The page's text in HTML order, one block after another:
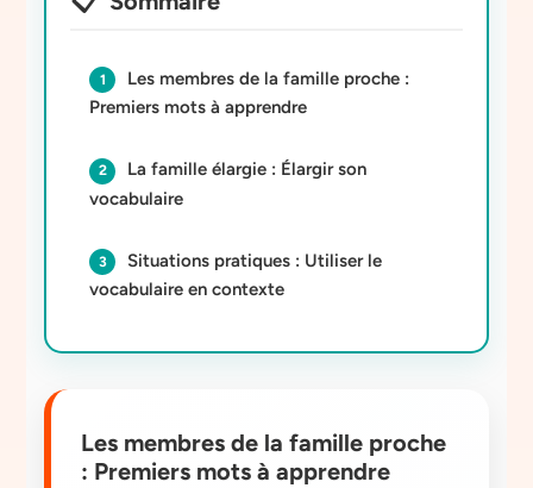
Les membres de la famille proche :
Premiers mots à apprendre
La famille élargie : Élargir son
vocabulaire
Situations pratiques : Utiliser le
vocabulaire en contexte
Les membres de la famille proche
: Premiers mots à apprendre